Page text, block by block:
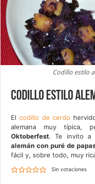
Codillo estilo
Codillo estilo
El codillo de cerdo
alemana muy típica,
Oktoberfest. Te invito a
alemán con puré de
fácil y, sobre todo, muy
Sin votaciones